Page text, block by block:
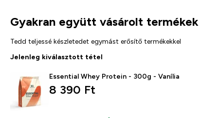
Gyakran együtt vásárolt termékek
Tedd teljessé készletedet egymást erősítő termékekkel
Jelenleg kiválasztott tétel
Essential Whey Protein - 300g - Vanília
8 390 Ft‎